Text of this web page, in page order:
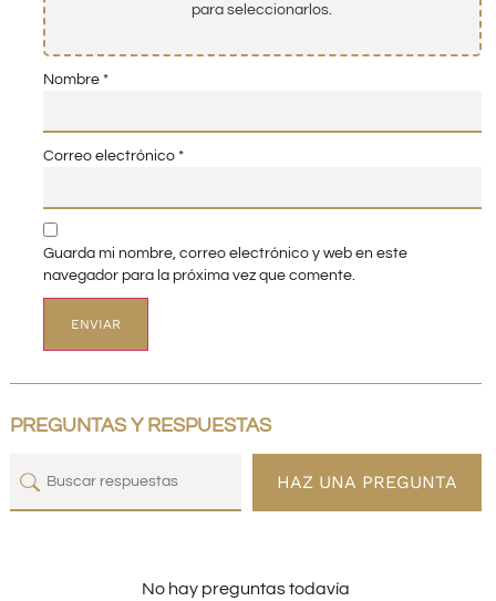
para seleccionarlos.
Nombre *
Correo electrónico *
Guarda mi nombre, correo electrónico y web en este
navegador para la próxima vez que comente.
PREGUNTAS Y RESPUESTAS
HAZ UNA PREGUNTA
No hay preguntas todavía